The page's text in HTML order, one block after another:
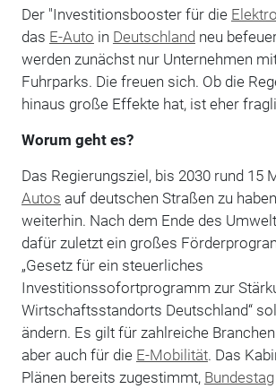
Der "Investitionsbooster für die
das E-Auto in Deutschland neu
werden zunächst nur Unternehmen
Fuhrparks. Die freuen sich. Ob die
hinaus große Effekte hat, ist eher
Worum geht es?
Das Regierungsziel, bis 2030 rund 15
Autos auf deutschen Straßen zu
weiterhin. Nach dem Ende des
dafür zuletzt ein großes
„Gesetz für ein steuerliches
Investitionssofortprogramm zur
Wirtschaftsstandorts Deutschland“
ändern. Es gilt für zahlreiche
aber auch für die E-Mobilität. Das
Plänen bereits zugestimmt, Bundestag